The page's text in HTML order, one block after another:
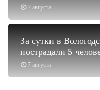
7 августа
7 августа
За сутки в
пострадали 5